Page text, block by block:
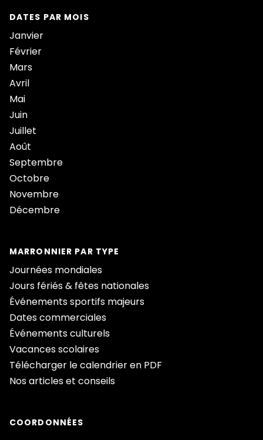
DATES PAR MOIS
Janvier
Février
Mars
Avril
Mai
Juin
Juillet
Août
Septembre
Octobre
Novembre
Décembre
MARRONNIER PAR TYPE
Journées mondiales
Jours fériés & fêtes nationales
Événements sportifs majeurs
Dates commerciales
Événements culturels
Vacances scolaires
Télécharger le calendrier en PDF
Nos articles et conseils
COORDONNÉES